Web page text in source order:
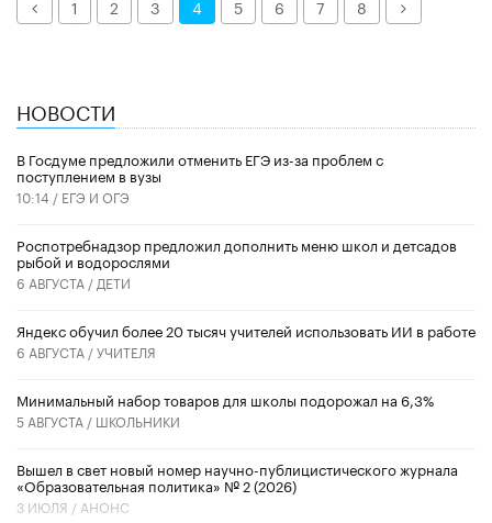
Назад1 2 3 4 5 6 7 8 Далее
НОВОСТИ
В Госдуме предложили отменить ЕГЭ из-за проблем с
поступлением в вузы
10:14 / ЕГЭ И ОГЭ
Роспотребнадзор предложил дополнить меню школ и детсадов
рыбой и водорослями
6 АВГУСТА / ДЕТИ
​Яндекс обучил более 20 тысяч учителей использовать ИИ в работе
6 АВГУСТА /УЧИТЕЛЯ
Минимальный набор товаров для школы подорожал на 6,3%
5 АВГУСТА / ШКОЛЬНИКИ
Вышел в свет новый номер научно-публицистического журнала
«Образовательная политика» № 2 (2026)
3 ИЮЛЯ / АНОНС